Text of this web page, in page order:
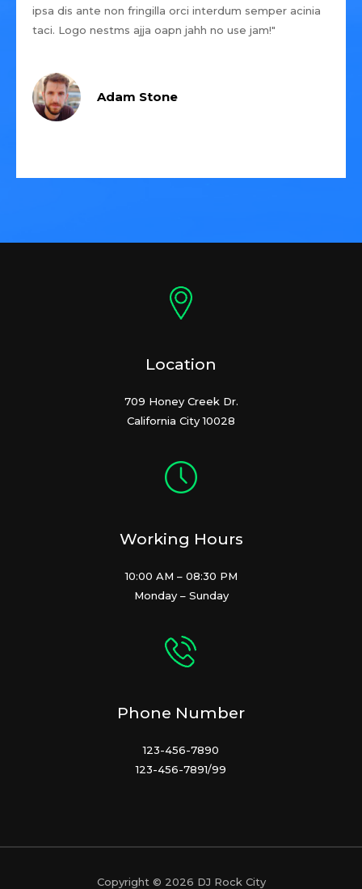
ipsa dis ante non fringilla orci interdum semper acinia
taci. Logo nestms ajja oapn jahh no use jam!"
Adam Stone
Location
709 Honey Creek Dr.
California City 10028
Working Hours
10:00 AM – 08:30 PM
Monday – Sunday
Phone Number
123-456-7890
123-456-7891/99
Copyright © 2026 DJ Rock City